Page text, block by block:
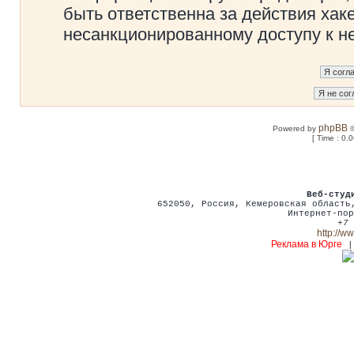
быть ответственна за действия
несанкционированному доступу к
Powered byphpBB
[ Time :
Веб-
652050 ,Россия , Кемеровская
Интернет-
+7
http://
Реклама в Юрге